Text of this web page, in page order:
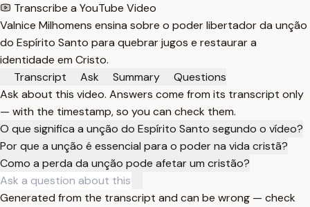
Transcribe a YouTube Video
Valnice Milhomens ensina sobre o poder libertador da unção
do Espírito Santo para quebrar jugos e restaurar a
identidade em Cristo.
Transcript
Ask Summary
Questions
Ask about this video. Answers come from its transcript only
— with the timestamp, so you can check them.
O que significa a unção do Espírito Santo segundo o vídeo?
Por que a unção é essencial para o poder na vida cristã?
Como a perda da unção pode afetar um cristão?
Generated from the transcript and can be wrong — check